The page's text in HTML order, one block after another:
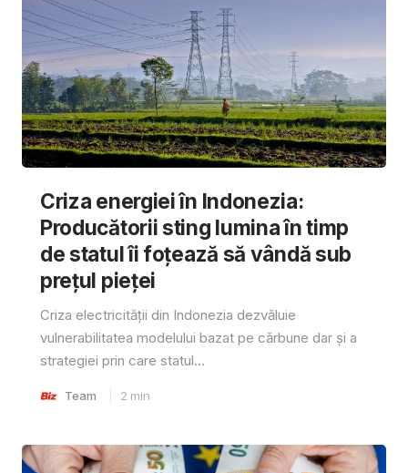
Criza energiei în Indonezia:
Producătorii sting lumina în timp
de statul îi foțează să vândă sub
prețul pieței
Criza electricității din Indonezia dezvăluie
vulnerabilitatea modelului bazat pe cărbune dar și a
strategiei prin care statul...
Team 2 min